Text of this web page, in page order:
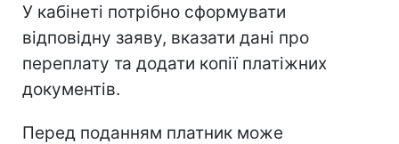
У кабінеті потрібно сформувати
відповідну заяву, вказати дані про
переплату та додати копії платіжних
документів.
Перед поданням платник може